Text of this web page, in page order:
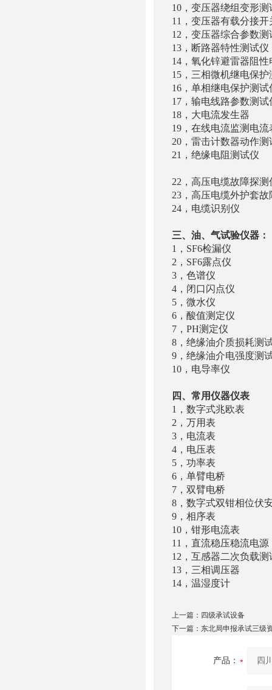
10，变压器绕组变形
11，变压器有载分
12，变压器综合
13，断路器特
14，氧化锌避雷器
15，三相微机继
16，单相继电保
17，输电线路参
18，大电流发
19，在线电流
20，雷击计数
21，绝缘电阻
22，高压电缆
23，高压电
24，电缆
三、油、气试验仪器：
1，SF6检漏
2，SF6露点仪
3，色谱仪
4，闭口闪点仪
5，微水仪
6，酸值测定仪
7，PH测定仪
8，绝缘油介质损耗
9，绝缘油介电强度
10，电导率仪
四、常用仪器仪表
1，数字式兆欧
2，万用表
3，电流表
4，电压表
5，功率表
6，单臂电桥
7，双臂电桥
8，数字式双钳相
9，相序表
10，钳形电流
11，直流稳压稳
12，互感器二次负
13，三相调压
14，温湿度
上一篇： 四级承试设备
下一篇： 东北局申报承试三级
产品：